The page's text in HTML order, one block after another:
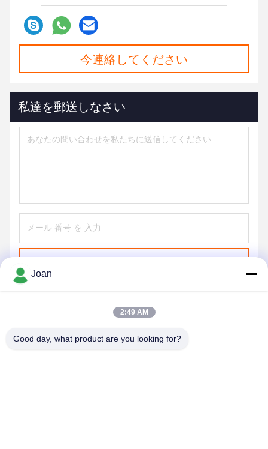
今連絡してください
私達を郵送しなさい
Joan
2:49 AM
Good day, what product are you looking for?